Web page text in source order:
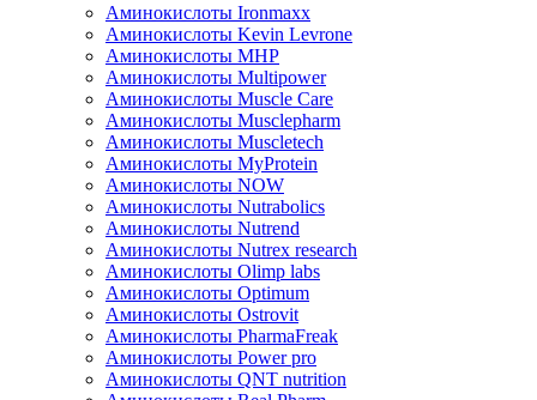
Аминокислоты Ironmaxx
Аминокислоты Kevin Levrone
Аминокислоты MHP
Аминокислоты Multipower
Аминокислоты Muscle Care
Аминокислоты Musclepharm
Аминокислоты Muscletech
Аминокислоты MyProtein
Аминокислоты NOW
Аминокислоты Nutrabolics
Аминокислоты Nutrend
Аминокислоты Nutrex research
Аминокислоты Olimp labs
Аминокислоты Optimum
Аминокислоты Ostrovit
Аминокислоты PharmaFreak
Аминокислоты Power pro
Аминокислоты QNT nutrition